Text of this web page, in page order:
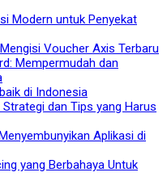
Modern untuk Penyekat
Voucher Axis Terbaru
Mempermudah dan
di Indonesia
dan Tips yang Harus
Aplikasi di
yang Berbahaya Untuk